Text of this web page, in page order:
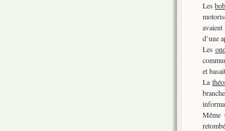
Les
d’une
Les
et
La
Même